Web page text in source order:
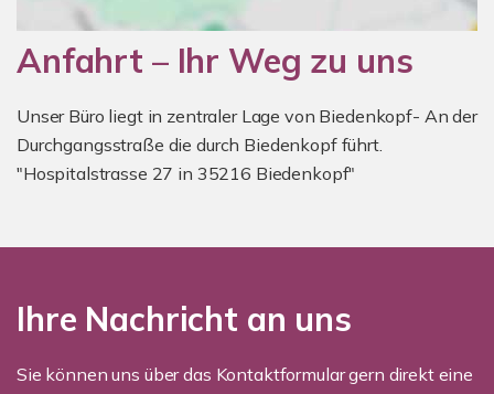
Anfahrt – Ihr Weg zu uns
Unser Büro liegt in zentraler Lage von Biedenkopf- An der
Durchgangsstraße die durch Biedenkopf führt.
"Hospitalstrasse 27 in 35216 Biedenkopf"
Ihre Nachricht an uns
Sie können uns über das Kontaktformular gern direkt eine